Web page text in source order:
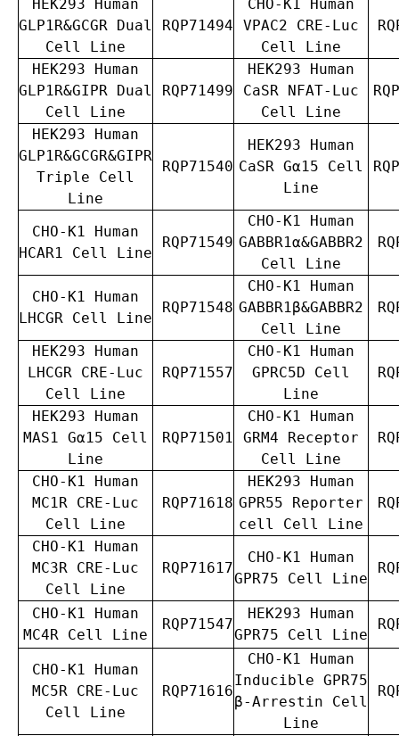
HEK293 Human
GLP1R&GCGR Dual
Cell Line
RQP71494
CHO-K1 Human
VPAC2 CRE-Luc
Cell Line
HEK293 Human
GLP1R&GIPR Dual
Cell Line
RQP71499
HEK293 Human
CaSR NFAT-Luc
Cell Line
HEK293 Human
GLP1R&GCGR&GIPR
Triple Cell
Line
RQP71540
HEK293 Human
CaSR Gα15 Cell
Line
CHO-K1 Human
HCAR1 Cell Line
RQP71549
CHO-K1 Human
GABBR1α&GABBR2
Cell Line
CHO-K1 Human
LHCGR Cell Line
RQP71548
CHO-K1 Human
GABBR1β&GABBR2
Cell Line
HEK293 Human
LHCGR CRE-Luc
Cell Line
RQP71557
CHO-K1 Human
GPRC5D Cell
Line
HEK293 Human
MAS1 Gα15 Cell
Line
RQP71501
CHO-K1 Human
GRM4 Receptor
Cell Line
CHO-K1 Human
MC1R CRE-Luc
Cell Line
RQP71618
HEK293 Human
GPR55 Reporter
cell Cell Line
CHO-K1 Human
MC3R CRE-Luc
Cell Line
RQP71617
CHO-K1 Human
GPR75 Cell Line
CHO-K1 Human
MC4R Cell Line
RQP71547
HEK293 Human
GPR75 Cell Line
CHO-K1 Human
MC5R CRE-Luc
Cell Line
RQP71616
CHO-K1 Human
Inducible GPR75
β-Arrestin Cell
Line